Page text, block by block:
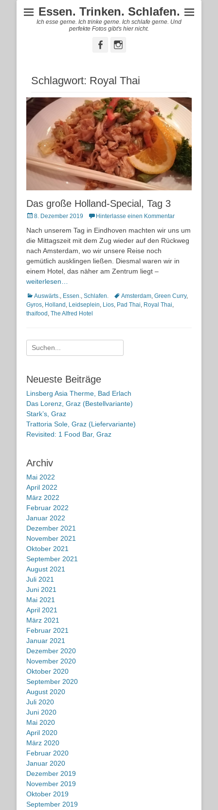
Essen. Trinken. Schlafen.
Ich esse gerne. Ich trinke gerne. Ich schlafe gerne. Und
perfekte Fotos gibt's hier nicht.
FacebookInstagram
Schlagwort: Royal Thai
Das große Holland-Special, Tag 3
Posted
8. Dezember 2019 Hinterlasse einen Kommentar
Nach unserem Tag in Eindhoven machten wir uns um
die Mittagszeit mit dem Zug wieder auf den Rückweg
nach Amsterdam, wo wir unsere Reise noch
gemütlich ausklingen ließen. Diesmal waren wir in
einem Hotel, das näher am Zentrum liegt –
weiterlesen…
Kategorien
Auswärts., Essen., Schlafen. Schlagworte
Amsterdam, Green Curry,
Gyros, Holland , Leidseplein, Lios, Pad Thai, Royal Thai,
thaifood , The Alfred Hotel
Suche
nach:
Neueste Beiträge
Linsberg Asia Therme, Bad Erlach
Das Lorenz, Graz (Bestellvariante)
Stark’s, Graz
Trattoria Sole, Graz (Liefervariante)
Revisited: 1 Food Bar, Graz
Archiv
Mai 2022
April 2022
März 2022
Februar 2022
Januar 2022
Dezember 2021
November 2021
Oktober 2021
September 2021
August 2021
Juli 2021
Juni 2021
Mai 2021
April 2021
März 2021
Februar 2021
Januar 2021
Dezember 2020
November 2020
Oktober 2020
September 2020
August 2020
Juli 2020
Juni 2020
Mai 2020
April 2020
März 2020
Februar 2020
Januar 2020
Dezember 2019
November 2019
Oktober 2019
September 2019